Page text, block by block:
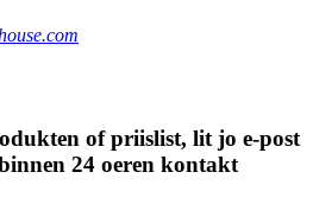
of priislist, lit jo e-post
24 oeren kontakt